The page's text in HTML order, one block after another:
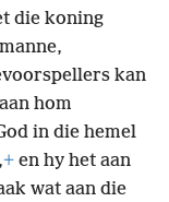
die koning
kan
hom
in die hemel
+ en hy het aan
wat aan die